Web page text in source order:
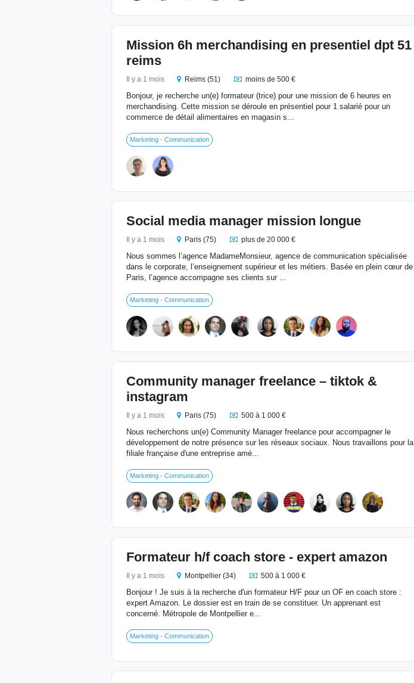
Mission 6h merchandising en presentiel dpt 51
reims
Il y a 1 mois Reims (51) moins de 500 €
Bonjour, je recherche un(e) formateur (trice) pour une mission de 6 heures en
merchandising. Cette mission se déroule en présentiel pour 1 salarié pour un
commerce de détail alimentaires en magasin s...
Marketing - Communication
Social media manager mission longue
Il y a 1 mois Paris (75) plus de 20 000 €
Nous sommes l’agence MadameMonsieur, agence de communication spécialisée
dans le corporate, l’enseignement supérieur et les métiers. Basée en plein cœur de
Paris, l’agence accompagne ses clients sur ...
Marketing - Communication
Community manager freelance – tiktok &
instagram
Il y a 1 mois Paris (75) 500 à 1 000 €
Nous recherchons un(e) Community Manager freelance pour accompagner le
développement de notre présence sur les réseaux sociaux. Nous travaillons pour la
filiale française d'une entreprise amé...
Marketing - Communication
Formateur h/f coach store - expert amazon
Il y a 1 mois Montpellier (34) 500 à 1 000 €
Bonjour ! Je suis à la recherche d'un formateur H/F pour un OF en coach store :
expert Amazon. Le dossier est en train de se constituer. Un apprenant est
concerné. Métropole de Montpellier e...
Marketing - Communication